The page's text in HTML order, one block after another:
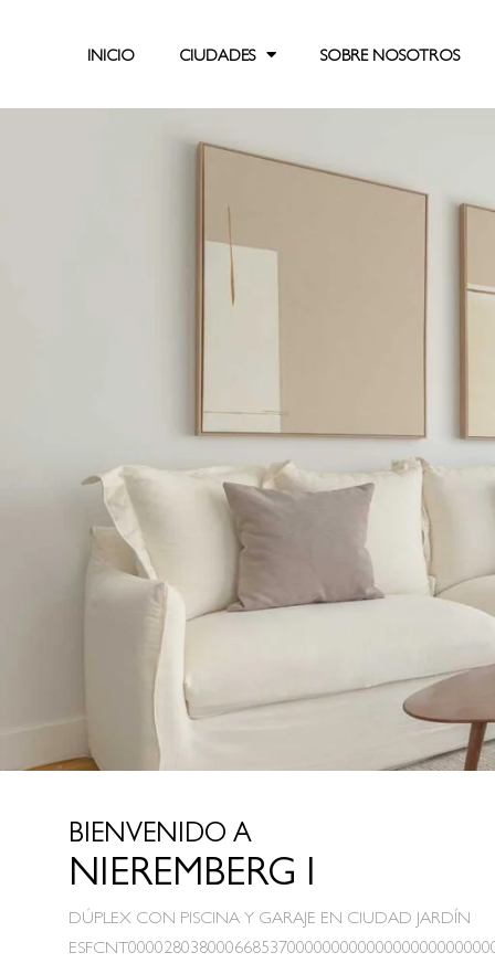
INICIO CIUDADES SOBRE NOSOTROS
BIENVENIDO A
NIEREMBERG I
DÚPLEX CON PISCINA Y GARAJE EN CIUDAD JARDÍN